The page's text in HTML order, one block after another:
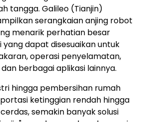
tangga. Galileo (Tianjin)
serangkaian anjing robot
menarik perhatian besar
dapat disesuaikan untuk
operasi penyelamatan,
berbagai aplikasi lainnya.
hingga pembersihan rumah
ketinggian rendah hingga
semakin banyak solusi